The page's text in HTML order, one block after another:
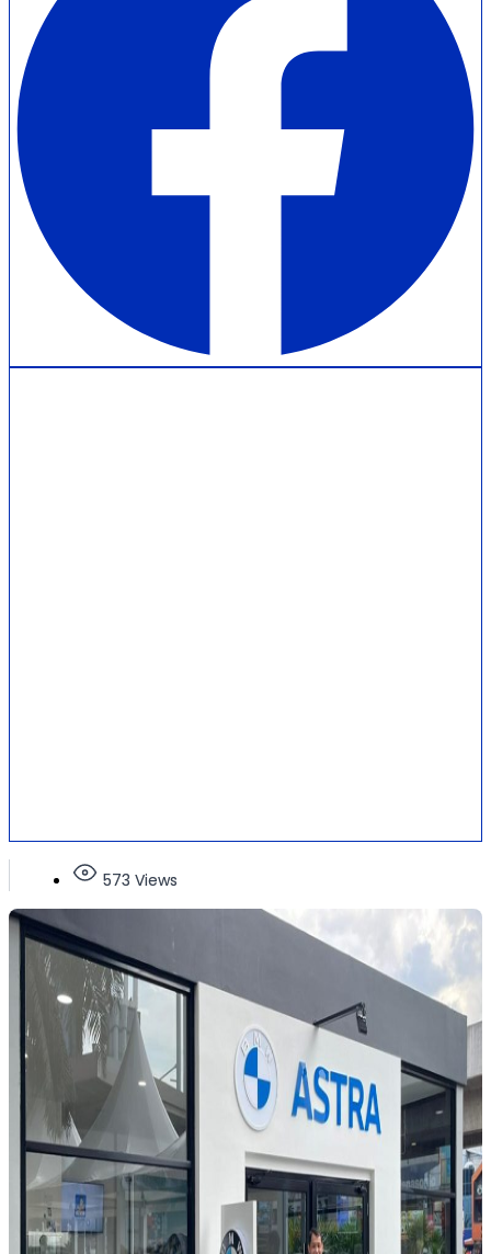
573 Views